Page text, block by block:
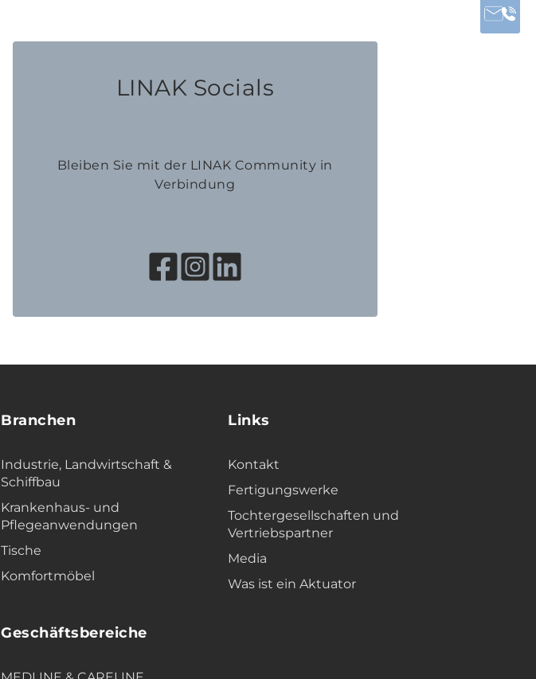
LINAK Socials
Bleiben Sie mit der LINAK Community in
Verbindung
Branchen
Industrie, Landwirtschaft &
Schiffbau
Krankenhaus- und
Pflegeanwendungen
Tische
Komfortmöbel
Geschäftsbereiche
Links
Kontakt
Fertigungswerke
Tochtergesellschaften und
Vertriebspartner
Media
Was ist ein Aktuator